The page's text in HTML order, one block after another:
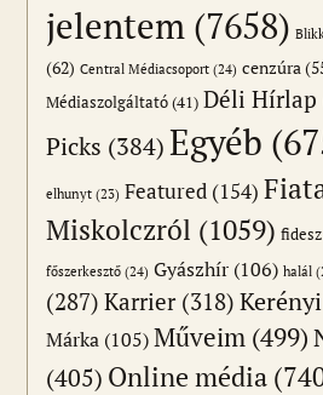
jelentem (7658)
(62) Central Médiacsoport (24) cenzúra
Médiaszolgáltató(41) Déli Hírlap
Picks (384)Egyéb
elhunyt (23) Featured (154)
Miskolczról (1059) fidesz
főszerkesztő (24) Gyászhír (106) halál
(287) Karrier(318)
Márka (105) Műveim (499)
(405) Online média